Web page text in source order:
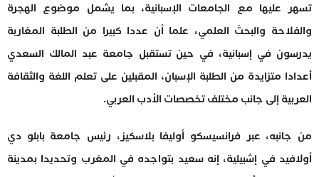
تسهر عليها مع الجامعات الإسبانية، بما يشمل موضوع الهجرة
والفلاحة والبحث العلمي، علما أن عددا كبيرا من الطلبة المغاربة
يدرسون في إسبانية، في حين تستقبل جامعة عبد المالك السعدي
أعدادا متزايدة من الطلبة الإسبان، المقبلين على تعلم اللغة والثقافة
العربية إلى جانب مختلف تخصصات الأدب العربي.
من جانبه، عبر فرانسيسكو أوليفا بلاسكيز، رئيس جامعة بابلو دي
أولافيد في إشبيلية، إنه سعيد بتواجده في المغرب وتحديدا بمدينة